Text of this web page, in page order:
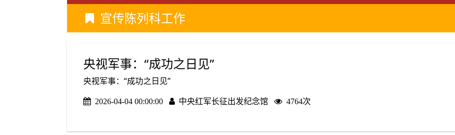
宣传陈列科工作
央视军事：“成功之日见”
央视军事：“成功之日见”
2026-04-04 00:00:00 中央红军长征出发纪念馆 4764次